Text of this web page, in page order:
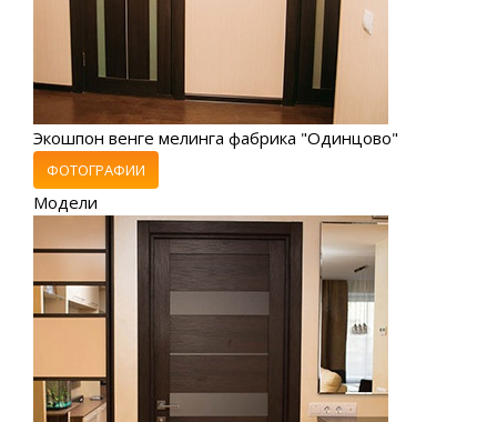
Экошпон венге мелинга фабрика "Одинцово"
ФОТОГРАФИИ
Модели